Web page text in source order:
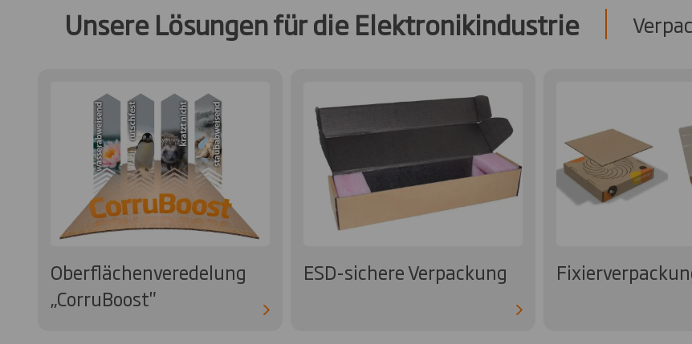
Unsere Lösungen für die Elektronikindustrie
Oberflächenveredelung
„CorruBoost"
ESD-sichere Verpackung